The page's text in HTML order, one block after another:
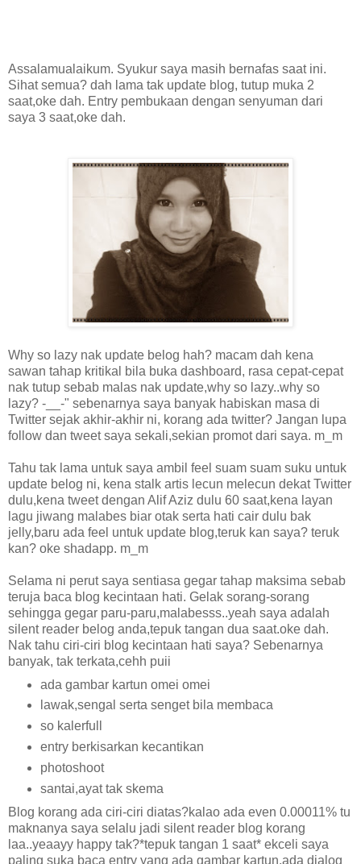
Assalamualaikum. Syukur saya masih bernafas saat ini.
Sihat semua? dah lama tak update blog, tutup muka 2
saat,oke dah. Entry pembukaan dengan senyuman dari
saya 3 saat,oke dah.
Why so lazy nak update belog hah? macam dah kena
sawan tahap kritikal bila buka dashboard, rasa cepat-cepat
nak tutup sebab malas nak update,why so lazy..why so
lazy? -__-" sebenarnya saya banyak habiskan masa di
Twitter sejak akhir-akhir ni, korang ada twitter? Jangan lupa
follow dan tweet saya sekali,sekian promot dari saya. m_m
Tahu tak lama untuk saya ambil feel suam suam suku untuk
update belog ni, kena stalk artis lecun melecun dekat Twitter
dulu,kena tweet dengan Alif Aziz dulu 60 saat,kena layan
lagu jiwang malabes biar otak serta hati cair dulu bak
jelly,baru ada feel untuk update blog,teruk kan saya? teruk
kan? oke shadapp. m_m
Selama ni perut saya sentiasa gegar tahap maksima sebab
teruja baca blog kecintaan hati. Gelak sorang-sorang
sehingga gegar paru-paru,malabesss..yeah saya adalah
silent reader belog anda,tepuk tangan dua saat.oke dah.
Nak tahu ciri-ciri blog kecintaan hati saya? Sebenarnya
banyak, tak terkata,cehh puii
ada gambar kartun omei omei
lawak,sengal serta senget bila membaca
so kalerfull
entry berkisarkan kecantikan
photoshoot
santai,ayat tak skema
Blog korang ada ciri-ciri diatas?kalao ada even 0.00011% tu
maknanya saya selalu jadi silent reader blog korang
laa..yeaayy happy tak?*tepuk tangan 1 saat* ekceli saya
paling suka baca entry yang ada gambar kartun,ada dialog